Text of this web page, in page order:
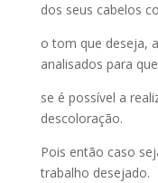
dos seus cabelos
o tom que deseja,
analisados para
se é possível a
descoloração.
Pois então caso
trabalho desejado.